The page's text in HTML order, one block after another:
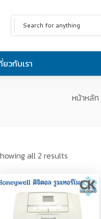
ยวกับเรา
หน้าหลัก
all 2 results